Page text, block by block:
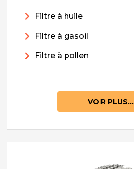
Filtre à huile
Filtre à gasoil
Filtre à pollen
VOIR PLUS...